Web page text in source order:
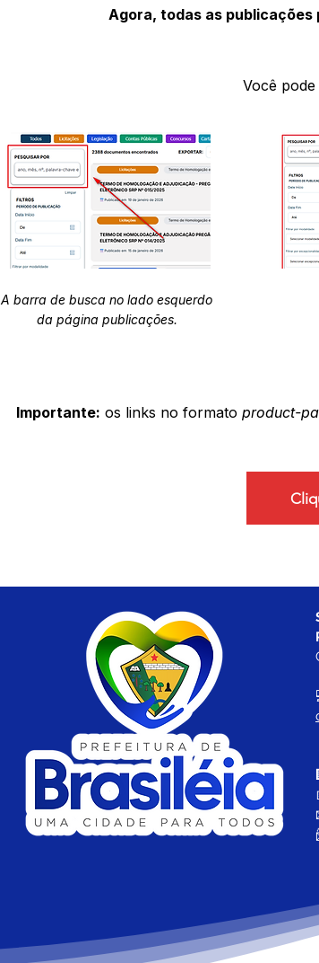
Agora, todas as publicações
Você
A barra de busca no lado esquerdo
da página publicações.
Importante: os links no formato product-